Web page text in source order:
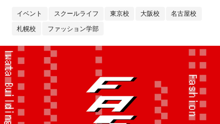
イベント スクールライフ 東京校 大阪校 名古屋校
札幌校 ファッション学部